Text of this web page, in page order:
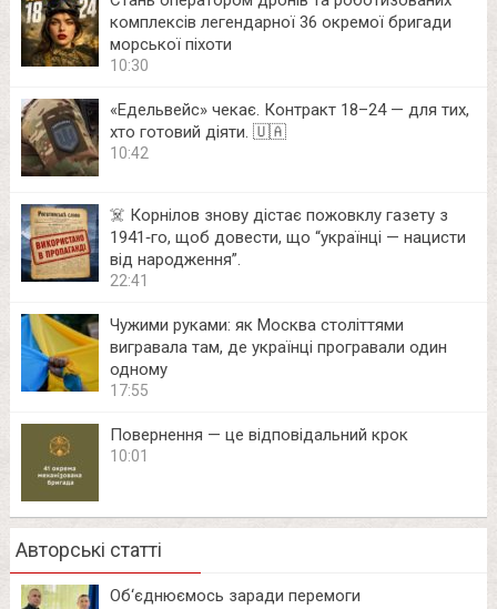
комплексів легендарної 36 окремої бригади
морської піхоти
10:30
«Едельвейс» чекає. Контракт 18–24 — для тих,
хто готовий діяти. 🇺🇦
10:42
☠️ Корнілов знову дістає пожовклу газету з
1941‑го, щоб довести, що “українці — нацисти
від народження”.
22:41
Чужими руками: як Москва століттями
вигравала там, де українці програвали один
одному
17:55
Повернення — це відповідальний крок
10:01
Авторські статті
Об‘єднюємось заради перемоги